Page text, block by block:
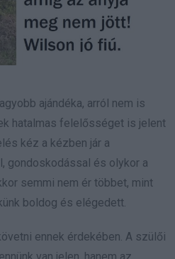
ajándéka, arról nem is
hatalmas felelősséget is jelent
kéz a kézben jár a
gondoskodással és olykor a
semmi nem ér többet, mint
boldog és elégedett.
ennek érdekében. A szülői